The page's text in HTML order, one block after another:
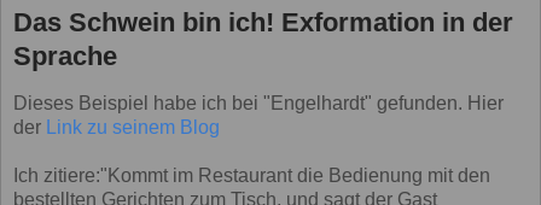
Das Schwein bin ich! Exformation in der
Sprache
Dieses Beispiel habe ich bei "Engelhardt" gefunden. Hier
der
Link zu seinem Blog
Ich zitiere:"Kommt im Restaurant die Bedienung mit den
bestellten Gerichten zum Tisch, und sagt der Gast